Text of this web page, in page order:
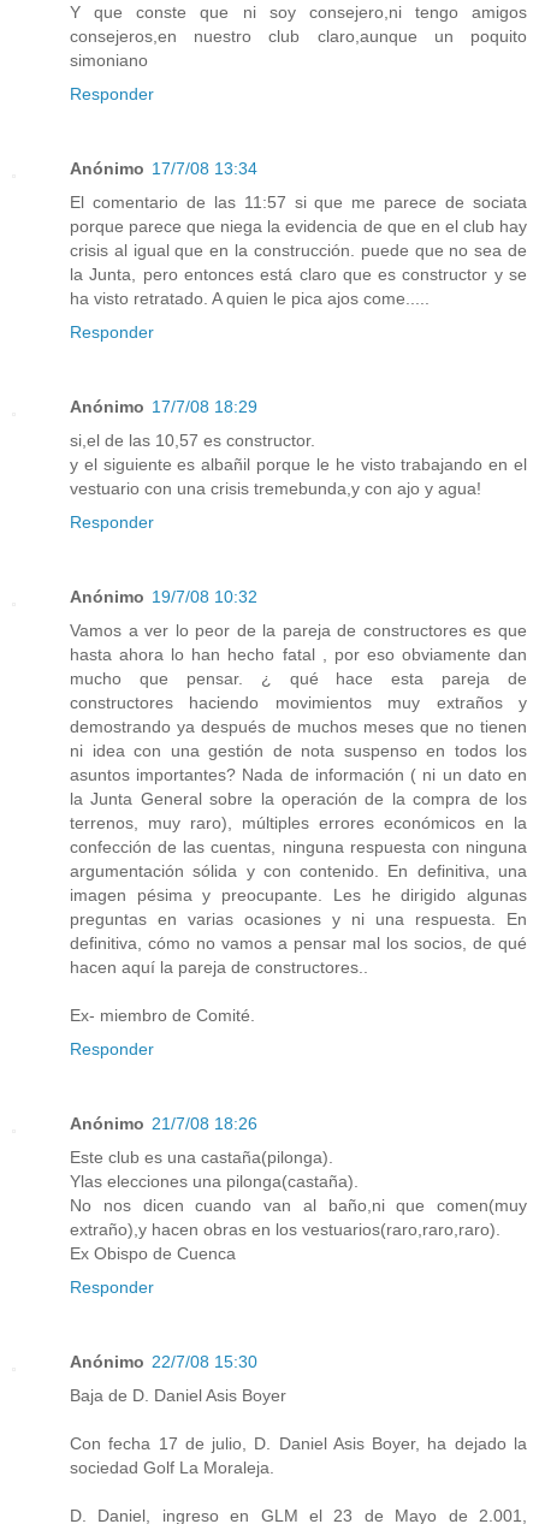
Y que conste que ni soy consejero,ni tengo amigos
consejeros,en nuestro club claro,aunque un poquito
simoniano
Responder
Anónimo 17/7/08 13:34
El comentario de las 11:57 si que me parece de sociata
porque parece que niega la evidencia de que en el club hay
crisis al igual que en la construcción. puede que no sea de
la Junta, pero entonces está claro que es constructor y se
ha visto retratado. A quien le pica ajos come.....
Responder
Anónimo 17/7/08 18:29
si,el de las 10,57 es constructor.
y el siguiente es albañil porque le he visto trabajando en el
vestuario con una crisis tremebunda,y con ajo y agua!
Responder
Anónimo 19/7/08 10:32
Vamos a ver lo peor de la pareja de constructores es que
hasta ahora lo han hecho fatal , por eso obviamente dan
mucho que pensar. ¿ qué hace esta pareja de
constructores haciendo movimientos muy extraños y
demostrando ya después de muchos meses que no tienen
ni idea con una gestión de nota suspenso en todos los
asuntos importantes? Nada de información ( ni un dato en
la Junta General sobre la operación de la compra de los
terrenos, muy raro), múltiples errores económicos en la
confección de las cuentas, ninguna respuesta con ninguna
argumentación sólida y con contenido. En definitiva, una
imagen pésima y preocupante. Les he dirigido algunas
preguntas en varias ocasiones y ni una respuesta. En
definitiva, cómo no vamos a pensar mal los socios, de qué
hacen aquí la pareja de constructores..
Ex- miembro de Comité.
Responder
Anónimo 21/7/08 18:26
Este club es una castaña(pilonga).
Ylas elecciones una pilonga(castaña).
No nos dicen cuando van al baño,ni que comen(muy
extraño),y hacen obras en los vestuarios(raro,raro,raro).
Ex Obispo de Cuenca
Responder
Anónimo 22/7/08 15:30
Baja de D. Daniel Asis Boyer
Con fecha 17 de julio, D. Daniel Asis Boyer, ha dejado la
sociedad Golf La Moraleja.
D. Daniel, ingreso en GLM el 23 de Mayo de 2.001,